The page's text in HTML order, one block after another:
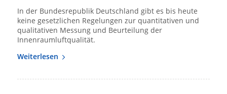
In der Bundesrepublik Deutschland gibt es bis heute
keine gesetzlichen Regelungen zur quantitativen und
qualitativen Messung und Beurteilung der
Innenraumluftqualität.
Weiterlesen